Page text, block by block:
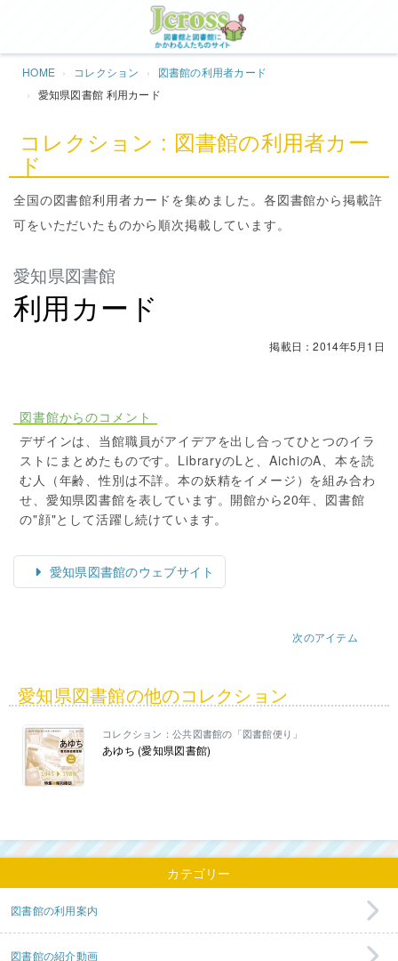
HOME コレクション
図書館の利用者カード
愛知県図書館 利用カード
コレクション : 図書館の利用者カー
ド
全国の図書館利用者カードを集めました。各図書館から掲載許
可をいただいたものから順次掲載しています。
愛知県図書館
利用カード
掲載日：2014年5月1日
図書館からのコメント
デザインは、当館職員がアイデアを出し合ってひとつのイラ
ストにまとめたものです。LibraryのLと、AichiのA、本を読
む人（年齢、性別は不詳。本の妖精をイメージ）を組み合わ
せ、愛知県図書館を表しています。開館から20年、図書館
の"顔"として活躍し続けています。
愛知県図書館のウェブサイト
次のアイテム
愛知県図書館の他のコレクション
コレクション：公共図書館の「図書館便り」
あゆち (愛知県図書館)
カテゴリー
図書館の利用案内
図書館の紹介動画